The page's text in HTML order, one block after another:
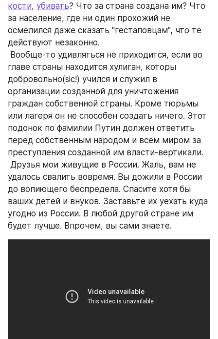
кости, убивать? Что за страна создана им? Что
за население, где ни один прохожий не
осмелился даже сказать "гестаповцам", что те
действуют незаконно.
главе страны находится хулиган, которы
добровольно(sic!) учился и служил в
организации созданной для уничтожения
граждан собственной страны. Кроме тюрьмы
или лагеря он не способен создать ничего. Этот
подонок по фамилии Путин должен ответить
перед собственным народом и всем миром за
преступления созданной им власти-вертикали.
удалось свалить вовремя. Вы дожили в России
до вопиющего беспредела. Спасите хотя бы
ваших детей и внуков. Заставьте их уехать куда
угодно из России. В любой другой стране им
будет лучше. Впрочем, вы сами знаете.